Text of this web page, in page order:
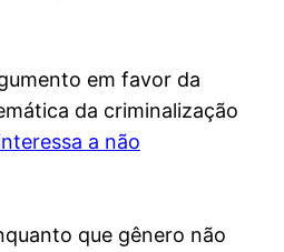
em favor da
da criminalização
a não
que gênero não